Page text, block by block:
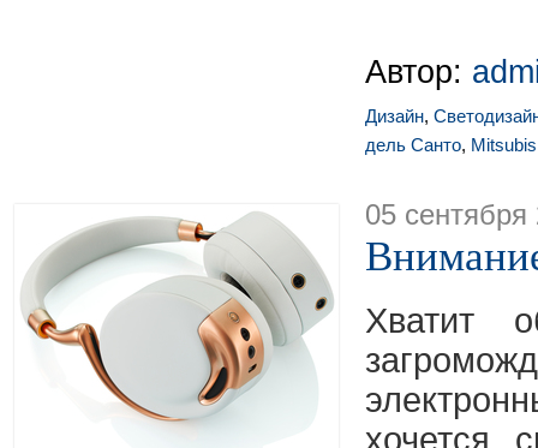
Автор:
Дизайн,
дель Санто,
05 сентября
Хватит
хочется